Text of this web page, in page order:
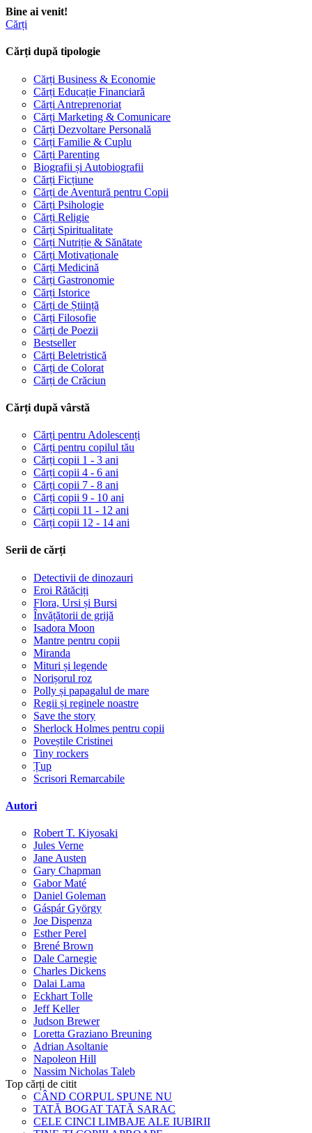
Bine ai venit!
Cărți
Cărți după tipologie
Cărți Business & Economie
Cărți Educație Financiară
Cărți Antreprenoriat
Cărți Marketing & Comunicare
Cărți Dezvoltare Personală
Cărți Familie & Cuplu
Cărți Parenting
Biografii și Autobiografii
Cărți Ficțiune
Cărți de Aventură pentru Copii
Cărți Psihologie
Cărți Religie
Cărți Spiritualitate
Cărți Nutriție & Sănătate
Cărți Motivaționale
Cărți Medicină
Cărți Gastronomie
Cărți Istorice
Cărți de Știință
Cărți Filosofie
Cărți de Poezii
Bestseller
Cărți Beletristică
Cărți de Colorat
Cărți de Crăciun
Cărți după vârstă
Cărți pentru Adolescenți
Cărți pentru copilul tău
Cărți copii 1 - 3 ani
Cărți copii 4 - 6 ani
Cărți copii 7 - 8 ani
Cărți copii 9 - 10 ani
Cărți copii 11 - 12 ani
Cărți copii 12 - 14 ani
Serii de cărți
Detectivii de dinozauri
Eroi Rătăciți
Flora, Ursi și Bursi
Învățătorii de grijă
Isadora Moon
Mantre pentru copii
Miranda
Mituri și legende
Norișorul roz
Polly și papagalul de mare
Regii și reginele noastre
Save the story
Sherlock Holmes pentru copii
Poveștile Cristinei
Tiny rockers
Țup
Scrisori Remarcabile
Autori
Robert T. Kiyosaki
Jules Verne
Jane Austen
Gary Chapman
Gabor Maté
Daniel Goleman
Gáspár György
Joe Dispenza
Esther Perel
Brené Brown
Dale Carnegie
Charles Dickens
Dalai Lama
Eckhart Tolle
Jeff Keller
Judson Brewer
Loretta Graziano Breuning
Adrian Asoltanie
Napoleon Hill
Nassim Nicholas Taleb
Top cărți de citit
CÂND CORPUL SPUNE NU
TATĂ BOGAT TATĂ SARAC
CELE CINCI LIMBAJE ALE IUBIRII